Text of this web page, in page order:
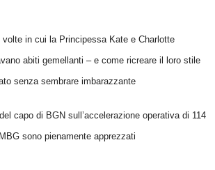
volte in cui la Principessa Kate e Charlotte
abiti gemellanti – e come ricreare il loro stile
senza sembrare imbarazzante
del capo di BGN sull’accelerazione operativa di 114
sono pienamente apprezzati